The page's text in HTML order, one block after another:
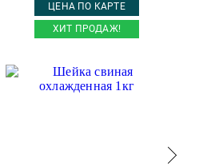
ЦЕНА ПО КАРТЕ
ХИТ ПРОДАЖ!